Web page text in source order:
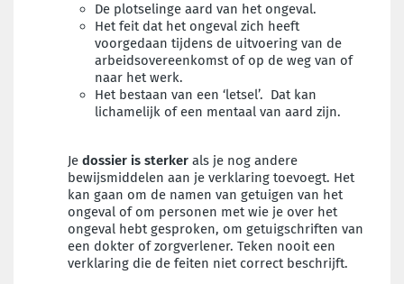
De plotselinge aard van het ongeval.
Het feit dat het ongeval zich heeft
voorgedaan tijdens de uitvoering van de
arbeidsovereenkomst of op de weg van of
naar het werk.
Het bestaan van een ‘letsel’. Dat kan
lichamelijk of een mentaal van aard zijn.
Je dossier is sterker als je nog andere
bewijsmiddelen aan je verklaring toevoegt. Het
kan gaan om de namen van getuigen van het
ongeval of om personen met wie je over het
ongeval hebt gesproken, om getuigschriften van
een dokter of zorgverlener. Teken nooit een
verklaring die de feiten niet correct beschrijft.